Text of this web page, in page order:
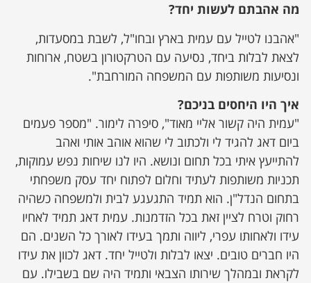
מה אהבתם לעשות יחד?
"אהבנו לטייל עם עמית בארץ ובחו"ל, לשבת במסעדות,
לצאת לבלות ביחד, נסיעה עם הטרקטורון בשטח, ארוחות
ונסיעות משותפות עם המשפחה המורחבת".
איך היו היחסים בניכם?
"עמית היה קשור אליי מאוד", סיפרה לימור. "מספר פעמים
ביום דאג להגיד לי ולכתוב לי שהוא אוהב אותי ואהב
להתייעץ איתי בכל תחום ונושא. היו לנו שיחות נפש עמוקות,
תכניות משותפות לעתיד וחלום לפתוח יחד עסק משפחתי
בתחום הנדל"ן. הוא תמיד התגעגע לבית ולמשפחה כשהיה
רחוק וטרח לציין זאת בכל הזדמנות. עמית דאג תמיד לאחיו
עידו ולאחותו עפרי, ליווה ותמך בעידו לאורך כל השנים. הם
היו חברים טובים. יצאו לבלות ולטייל יחד. דאג לכוון את עידו
לקראת ובמהלך שירותו הצבאי ותמיד היה שם בשבילו. עם